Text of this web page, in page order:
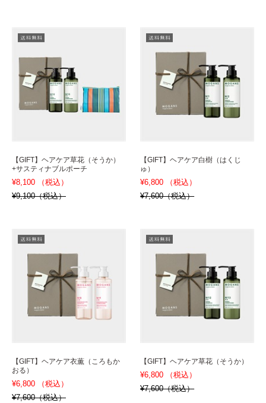
【GIFT】ヘアケア草花（そうか）
+サスティナブルポーチ
¥8,100 （税込）
¥9,100（税込）
【GIFT】ヘアケア白樹（はくじ
ゅ）
¥6,800 （税込）
¥7,600（税込）
【GIFT】ヘアケア衣薫（ころもか
おる）
¥6,800 （税込）
¥7,600（税込）
【GIFT】ヘアケア草花（そうか）
¥6,800 （税込）
¥7,600（税込）